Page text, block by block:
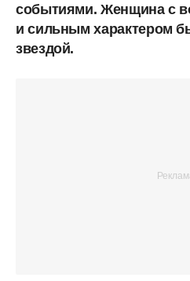
событиями. Женщина с
и сильным характером
звездой.